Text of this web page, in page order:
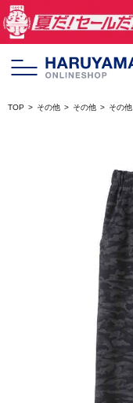
TOP その他 その他 その他